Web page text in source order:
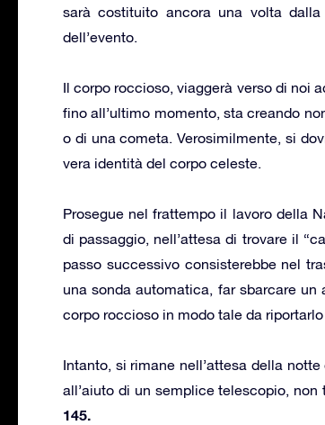
sarà costituito ancora una volta
dell’evento.
Il corpo roccioso, viaggerà verso di noi
fino all’ultimo momento, sta creando
o di una cometa. Verosimilmente, si
vera identità del corpo celeste.
Prosegue nel frattempo il lavoro della
di passaggio, nell’attesa di trovare il
passo successivo consisterebbe nel
una sonda automatica, far sbarcare
corpo roccioso in modo tale da
Intanto, si rimane nell’attesa della
all’aiuto di un semplice telescopio,
145.